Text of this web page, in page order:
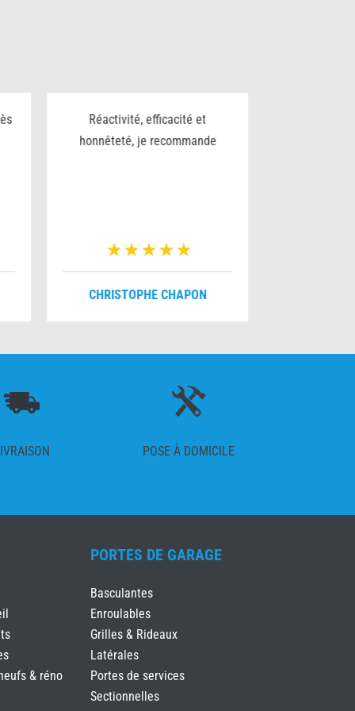
Réactivité, efficacité et
honnêteté, je recommande
CHRISTOPHE CHAPON
POSE À DOMICILE
& réno
PORTES DE GARAGE
Basculantes
Enroulables
Grilles & Rideaux
Latérales
Portes de services
Sectionnelles